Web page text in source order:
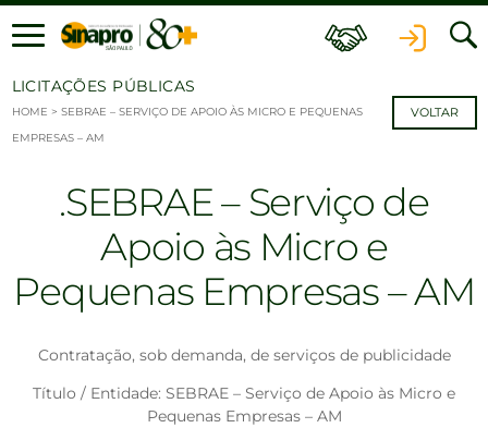
Ir para o conteúdo
LICITAÇÕES PÚBLICAS
HOME > SEBRAE – SERVIÇO DE APOIO ÀS MICRO E PEQUENAS
EMPRESAS – AM
VOLTAR
SEBRAE – Serviço de
Apoio às Micro e
Pequenas Empresas – AM
Contratação, sob demanda, de serviços de publicidade
Título / Entidade: SEBRAE – Serviço de Apoio às Micro e
Pequenas Empresas – AM